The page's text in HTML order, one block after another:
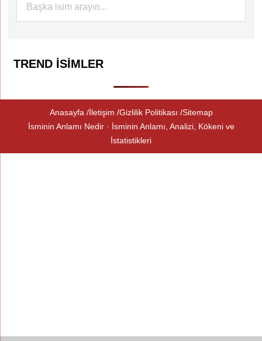
TREND İSIMLER
Anasayfa İletişim Gizlilik Politikası Sitemap
İsminin Anlamı Nedir · İsminin Anlamı, Analizi, Kökeni ve
İstatistikleri